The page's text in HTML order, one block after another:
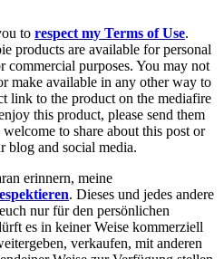
to respect my Terms of Use.
products are available for personal
commercial purposes. You may not
make available in any other way to
link to the product on the mediafire
this product, please send them
to share about this post or
blog and social media.
erinnern, meine
. Dieses und jedes andere
nur für den persönlichen
es in keiner Weise kommerziell
verkaufen, mit anderen